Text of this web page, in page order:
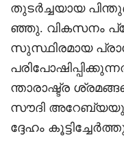
തുടർച്ചയായ
ഞ്ഞു. വികസനം
സുസ്ഥിരമായ
ന്താരാഷ്ട്ര
സൗദി
ദ്ദേഹം